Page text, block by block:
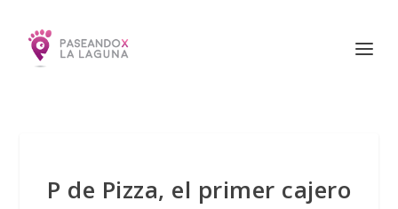
P de Pizza, el primer cajero